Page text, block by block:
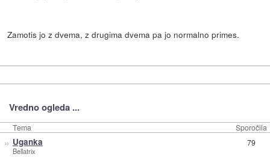
Zamotis jo z dvema, z drugima dvema pa jo normalno primes.
Vredno ogleda ...
Tema Sporočila
» Uganka
Bellatrix
79